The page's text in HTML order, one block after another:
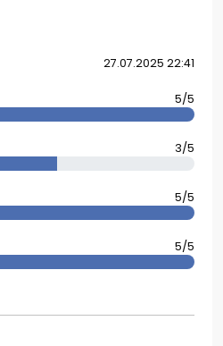
27.07.2025 22:41
5/5
3/5
5/5
5/5